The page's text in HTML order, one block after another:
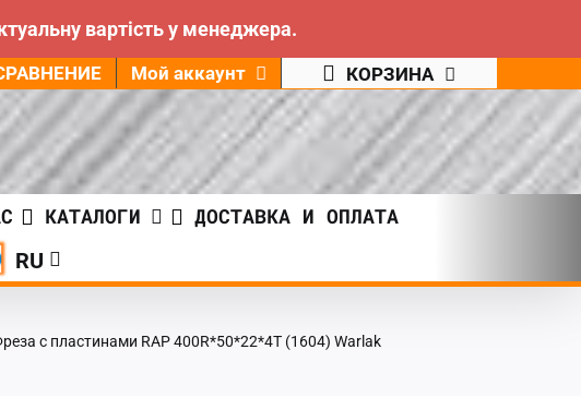
вартість у менеджера.
Мой аккаунт КОРЗИНА
КАТАЛОГИ
ДОСТАВКА И ОПЛАТА
с пластинами RAP 400R*50*22*4T (1604) Warlak